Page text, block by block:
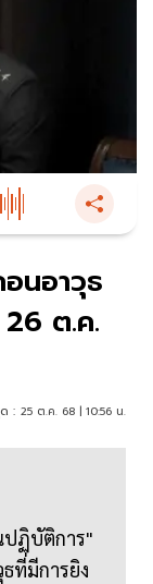
นอาวุธ
ต.ค.
: 25 ต.ค. 68 | 10:56 น.
ฏิบัติการ"
ที่มีการยิง